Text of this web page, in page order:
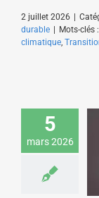
2 juillet 2026 |
durable | Mots-clés :
climatique,
5
mars 2026